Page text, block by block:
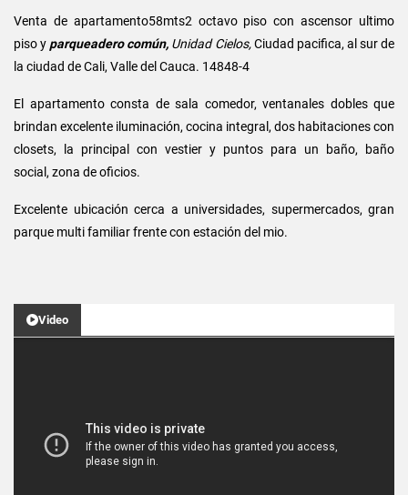
Venta de apartamento58mts2 octavo piso con ascensor ultimo
piso y parqueadero común, Unidad Cielos,Ciudad pacifica, al sur de
la ciudad de Cali, Valle del Cauca. 14848-4
El apartamento consta de sala comedor, ventanales dobles que
brindan excelente iluminación, cocina integral, dos habitaciones con
closets, la principal con vestier y puntos para un baño, baño
social, zona de oficios.
Excelente ubicación cerca a universidades, supermercados, gran
parque multi familiar frente con estación del mio.
Video